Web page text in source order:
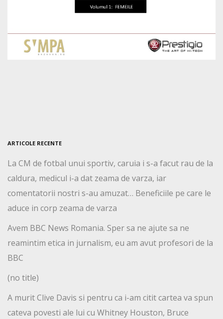
ARTICOLE RECENTE
La CM de fotbal unui sportiv, caruia i s-a facut rau de la
caldura, medicul i-a dat zeama de varza, iar
comentatorii nostri s-au amuzat… Beneficiile pe care le
aduce in corp zeama de varza
Avem BBC News Romania. Sper sa ne ajute sa ne
reamintim etica in jurnalism, eu am avut profesori de la
BBC
(no title)
A murit Clive Davis si pentru ca i-am citit cartea va spun
cateva povesti ale lui cu Whitney Houston, Bruce